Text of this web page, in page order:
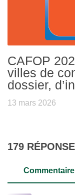
CAFOP
villes de
dossier,
13 mars 2026
179